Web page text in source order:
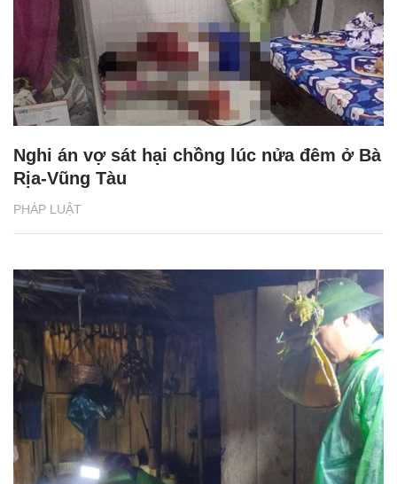
PHÁP LUẬT
Nghi án vợ sát hại chồng lúc nửa đêm ở Bà
Rịa-Vũng Tàu